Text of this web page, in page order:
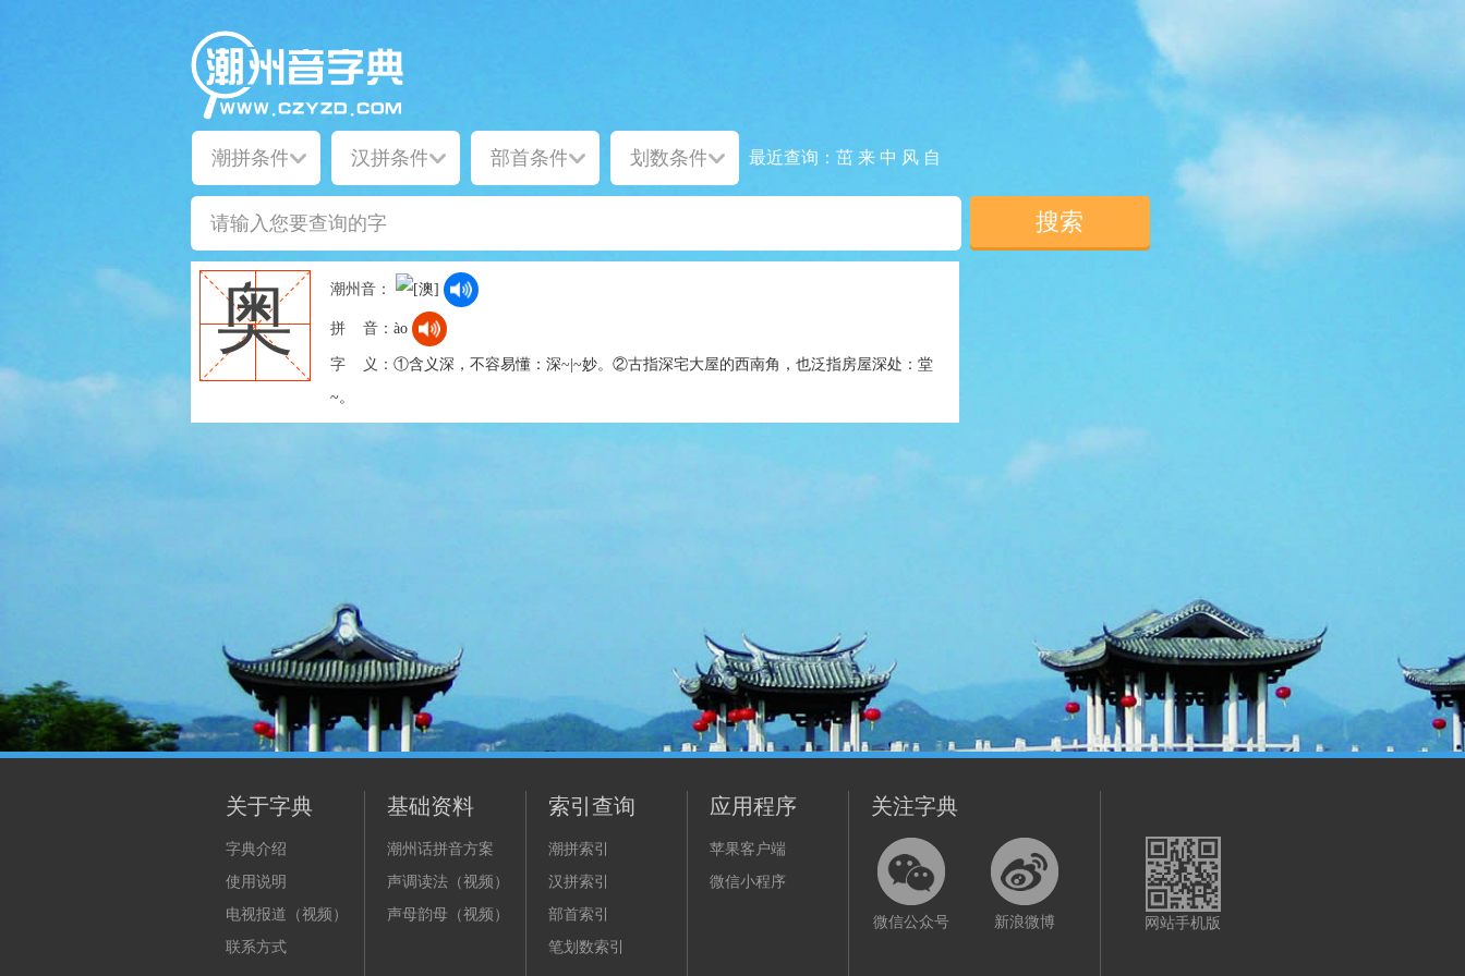
最近查询： 茁 来 中 风 自
奥 潮州音：
拼 音： ào
字 义： ①含义深，不容易懂：深~|~妙。②古指深宅大屋的西南角，也泛指房屋深处：堂
~。
关于字典
字典介绍
使用说明
电视报道（视频）
联系方式
基础资料
潮州话拼音方案
声调读法（视频）
声母韵母（视频）
索引查询
潮拼索引
汉拼索引
部首索引
笔划数索引
应用程序
苹果客户端
微信小程序
关注字典
微信公众号 新浪微博 网站手机版